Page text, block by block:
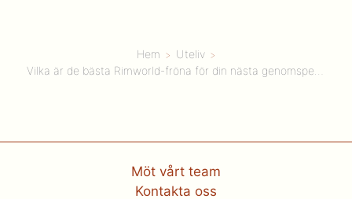
Hem
Uteliv
Vilka är de bästa Rimworld-fröna för din nästa genomspelning?
Möt vårt team
Kontakta oss